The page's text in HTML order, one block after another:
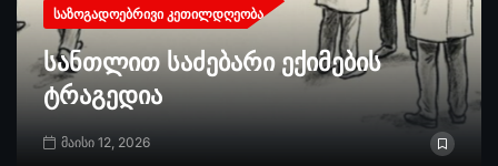
ᲡᲐᲖᲝᲒᲐᲓᲝᲔᲑᲠᲘᲕᲘ ᲙᲔᲗᲘᲚᲓᲦᲔᲝᲑᲐ
სანთლით საძებარი ექიმების
ტრაგედია
მაისი 12, 2026